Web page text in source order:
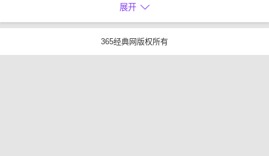
展开
365经典网版权所有